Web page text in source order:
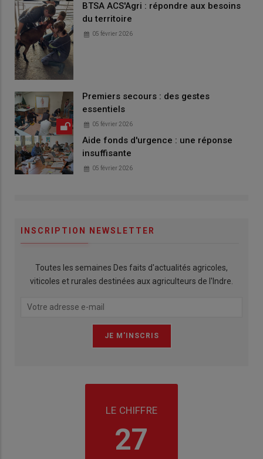
BTSA ACS'Agri : répondre aux besoins
du territoire
05 février 2026
Premiers secours : des gestes
essentiels
05 février 2026
Aide fonds d'urgence : une réponse
insuffisante
05 février 2026
INSCRIPTION NEWSLETTER
Toutes les semaines Des faits d'actualités agricoles,
viticoles et rurales destinées aux agriculteurs de l'Indre.
LE CHIFFRE
27